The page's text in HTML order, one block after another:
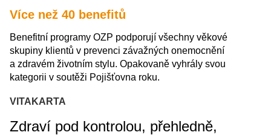
Více než 40 benefitů
Benefitní programy OZP podporují všechny věkové
skupiny klientů v prevenci závažných onemocnění
a zdravém životním stylu. Opakovaně vyhrály svou
kategorii v soutěži Pojišťovna roku.
VITAKARTA
Zdraví pod kontrolou, přehledně,